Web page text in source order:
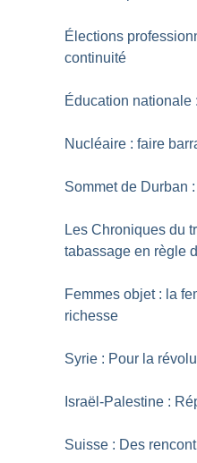
Élections
continuité
Éducation
Nucléaire : faire
Sommet de Durban
Les Chroniques du
tabassage en règle
Femmes objet : la
richesse
Syrie : Pour la
Israël-Palestine :
Suisse : Des